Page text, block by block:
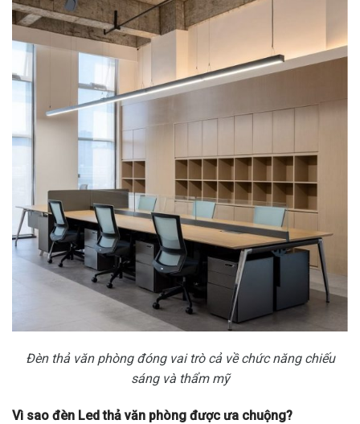
Đèn thả văn phòng đóng vai trò cả về chức năng chiếu
sáng và thẩm mỹ
Vì sao đèn Led thả văn phòng được ưa chuộng?